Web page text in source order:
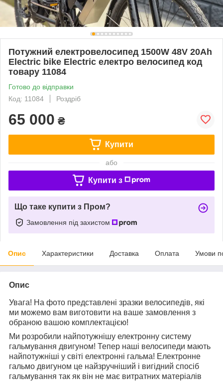
Потужний електровелосипед 1500W 48V 20Ah
Electric bike Electric електро велосипед код
товару 11084
Готово до відправки
Код: 11084
Роздріб
65 000 ₴
Купити
або
Купити з
Що таке купити з Пром?
Замовлення під захистом
Опис Характеристики Доставка Оплата Умови
Опис
Увага! На фото представлені зразки велосипедів, які
ми можемо вам виготовити на ваше замовлення з
обраною вашою комплектацією!
Ми розробили найпотужнішу електронну систему
гальмування двигуном! Тепер наші велосипеди мають
найпотужніші у світі електронні гальма! Електронне
гальмо двигуном це найзручніший і вигідний спосіб
гальмування так як він не має витратних матеріалів